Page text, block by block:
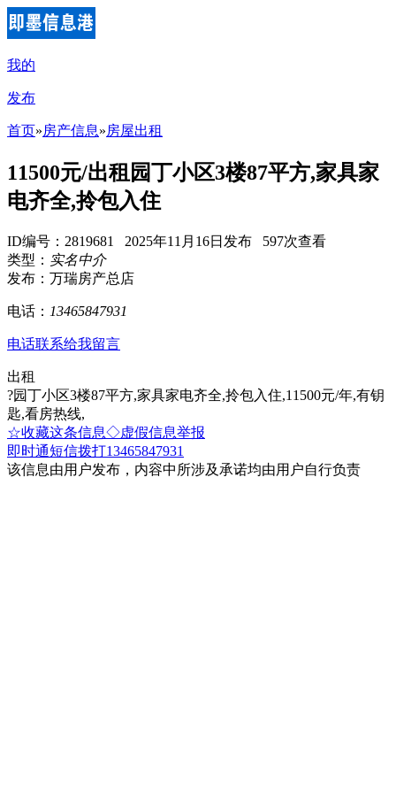
我的
发布
首页»房产信息»房屋出租
11500元/出租园丁小区3楼87平方,家具家
电齐全,拎包入住
ID编号：2819681 2025年11月16日发布 597次查看
类型： 实名中介
发布：万瑞房产总店
电话： 13465847931
电话联系给我留言
出租
?园丁小区3楼87平方,家具家电齐全,拎包入住,11500元/年,有钥
匙,看房热线,
☆收藏这条信息◇虚假信息举报
即时通短信拨打13465847931
该信息由用户发布，内容中所涉及承诺均由用户自行负责